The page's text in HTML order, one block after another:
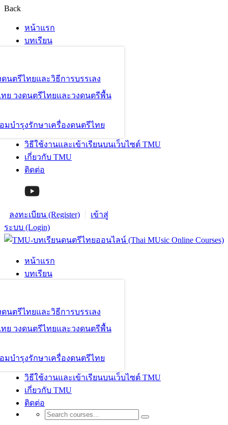
Back
หน้าแรก
บทเรียน
ดนตรีไทยและวิธีการบรรเลง
ทย วงดนตรีไทยและวงดนตรีพื้น
มบำรุงรักษาเครื่องดนตรีไทย
วิธีใช้งานและเข้าเรียนบนเว็บไซต์ TMU
เกี่ยวกับ TMU
ติดต่อ
ลงทะเบียน (Register)
เข้าสู่
ระบบ (Login)
หน้าแรก
บทเรียน
ดนตรีไทยและวิธีการบรรเลง
ทย วงดนตรีไทยและวงดนตรีพื้น
มบำรุงรักษาเครื่องดนตรีไทย
วิธีใช้งานและเข้าเรียนบนเว็บไซต์ TMU
เกี่ยวกับ TMU
ติดต่อ